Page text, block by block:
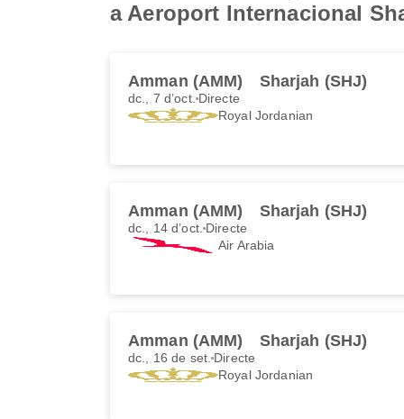
a Aeroport Internacional
Amman (AMM) Sharjah (SHJ)
dc., 7 d’oct. Directe
Royal Jordanian
Amman (AMM) Sharjah (SHJ)
dc., 14 d’oct. Directe
Air Arabia
Amman (AMM) Sharjah (SHJ)
dc., 16 de set. Directe
Royal Jordanian